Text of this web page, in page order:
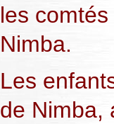
les
Nimba.
Les
de Nimba,